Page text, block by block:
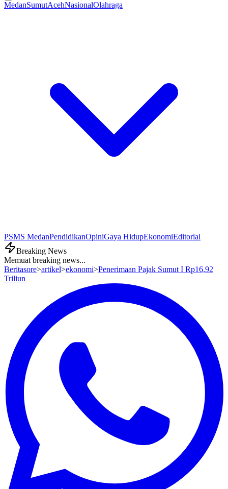
MedanSumutAcehNasionalOlahraga
PSMS MedanPendidikanOpiniGaya HidupEkonomiEditorial
Breaking News
Memuat breaking news...
Beritasore>artikel>ekonomi>Penerimaan Pajak Sumut I Rp16,92
Triliun